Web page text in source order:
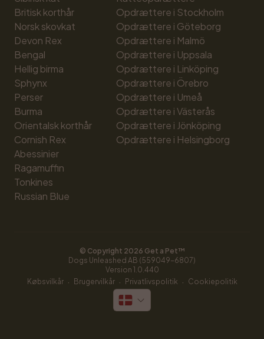
Britisk korthår
Norsk skovkat
Devon Rex
Bengal
Hellig birma
Sphynx
Perser
Burma
Orientalsk korthår
Cornish Rex
Abessinier
Ragamuffin
Tonkines
Russian Blue
Opdrættere i Stockholm
Opdrættere i Göteborg
Opdrættere i Malmö
Opdrættere i Uppsala
Opdrættere i Linköping
Opdrættere i Örebro
Opdrættere i Umeå
Opdrættere i Västerås
Opdrættere i Jönköping
Opdrættere i Helsingborg
© Copyright 2026 Get a Pet™
Dogs Unleashed AB (559049-6807)
Version 1.0.440
Købsvilkår · Brugervilkår · Privatlivspolitik · Cookiepolitik